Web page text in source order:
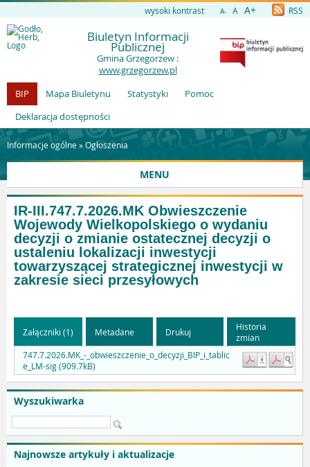
wysoki kontrast A- A A+ RSS
Biuletyn Informacji
Publicznej
Gmina Grzegorzew :
www.grzegorzew.pl
BIP
Mapa Biuletynu Statystyki
Pomoc
Deklaracja dostępności
Informacje ogólne »Ogłoszenia
MENU
Wyszukiwarka
Najnowsze artykuły i aktualizacje
IR-III.747.7.2026.MK Obwieszczenie
Wojewody Wielkopolskiego o wydaniu
decyzji o zmianie ostatecznej decyzji o
ustaleniu lokalizacji inwestycji
towarzyszącej strategicznej inwestycji w
zakresie sieci przesyłowych
Załączniki (1) Metadane Drukuj
Historia
zmian
747.7.2026.MK_-_obwieszczenie_o_decyzji_BIP_i_tablic
e_LM-sig (909.7kB)